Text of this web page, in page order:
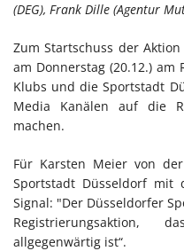
(DEG), Frank Dille (Agentur
Zum Startschuss der
am Donnerstag (20.12.)
Klubs und die Sportstadt
Media Kanälen auf die
machen.
Für Karsten Meier von
Sportstadt Düsseldorf mit
Signal: "Der Düsseldorfer
Registrierungsaktion,
allgegenwärtig ist“.